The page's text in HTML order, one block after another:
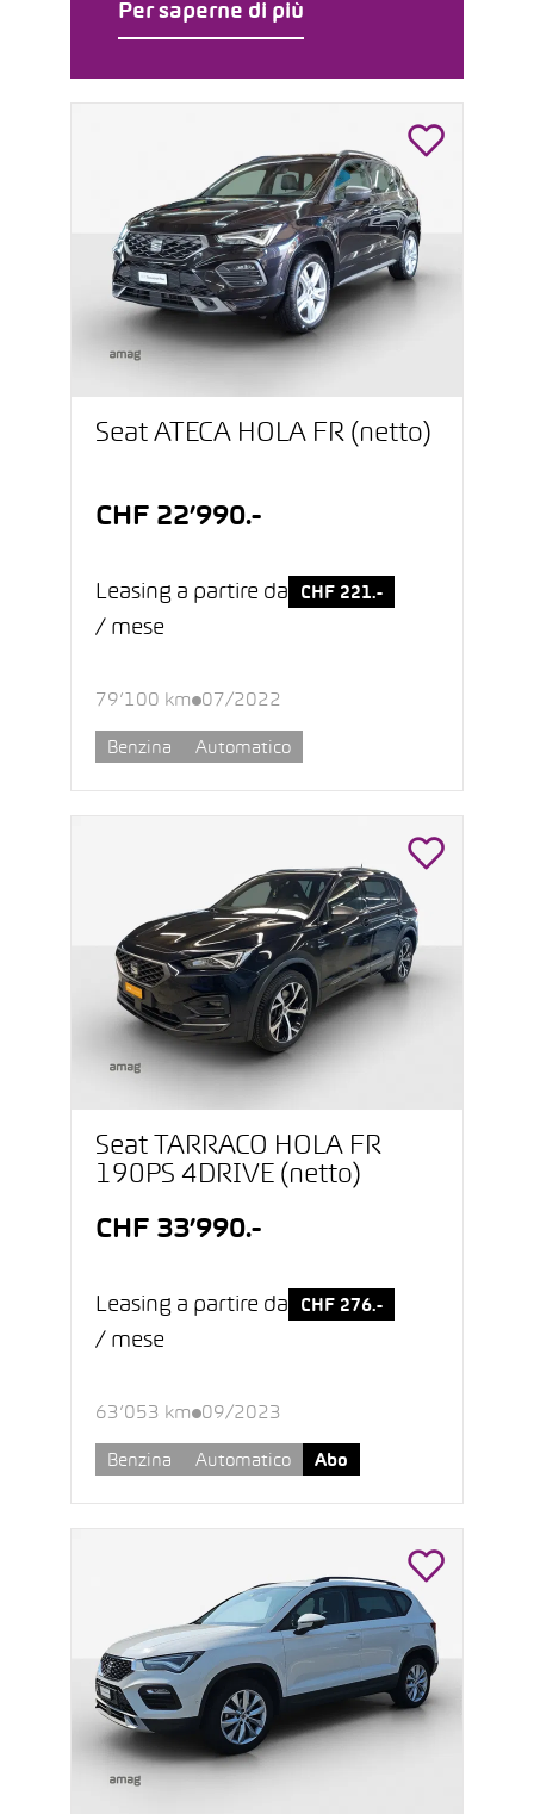
Per saperne di più
Seat ATECA HOLA FR (netto)
CHF 22’990.-
Leasing a partire da CHF 221.-
/ mese
79’100 km 07/2022
Benzina Automatico
Seat TARRACO HOLA FR
190PS 4DRIVE (netto)
CHF 33’990.-
Leasing a partire da CHF 276.-
/ mese
63’053 km 09/2023
Benzina Automatico Abo